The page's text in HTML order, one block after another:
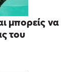
μπορείς να
του